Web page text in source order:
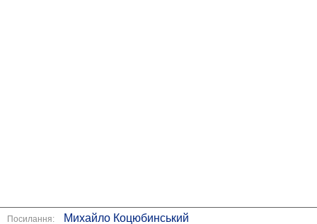
Посилання: Михайло Коцюбинський